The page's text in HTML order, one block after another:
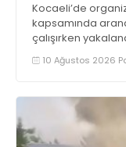
Kocaeli’de
kapsamında
çalışırken
10 Ağustos 2026